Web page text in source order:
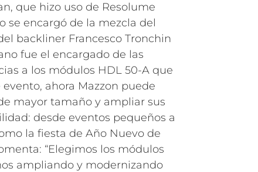
que hizo uso de Resolume
se encargó de la mezcla del
backliner Francesco Tronchin
fue el encargado de las
a los módulos HDL 50-A que
ahora Mazzon puede
mayor tamaño y ampliar sus
desde eventos pequeños a
la fiesta de Año Nuevo de
“Elegimos los módulos
ampliando y modernizando